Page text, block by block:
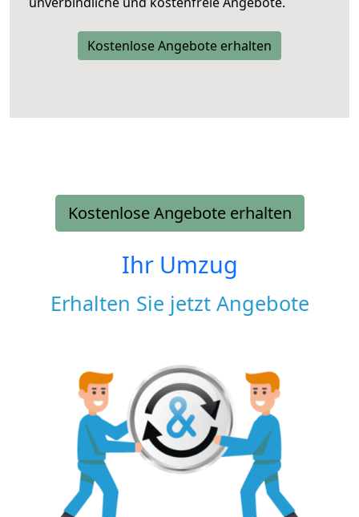
Kostenlose Angebote erhalten
Kostenlose Angebote erhalten
Ihr Umzug
Erhalten Sie jetzt Angebote